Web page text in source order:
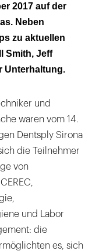
2017 auf der
Neben
zu aktuellen
Smith, Jeff
Unterhaltung.
und
waren vom 14.
Dentsply Sirona
die Teilnehmer
von
und Labor
die
es, sich